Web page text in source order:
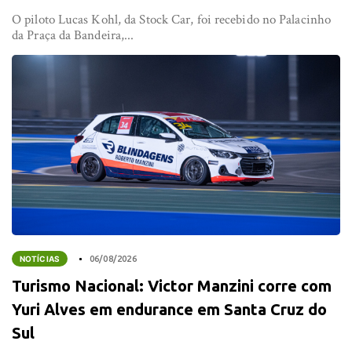
O piloto Lucas Kohl, da Stock Car, foi recebido no Palacinho
da Praça da Bandeira,...
NOTÍCIAS 06/08/2026
Turismo Nacional: Victor Manzini corre com
Yuri Alves em endurance em Santa Cruz do
Sul